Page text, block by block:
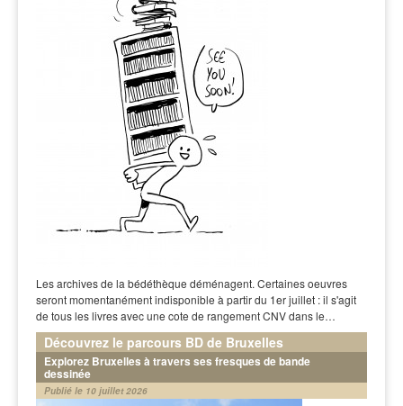
Les archives de la bédéthèque déménagent. Certaines oeuvres
seront momentanément indisponible à partir du 1er juillet : il s'agit
de tous les livres avec une cote de rangement CNV dans le…
Découvrez le parcours BD de Bruxelles
Explorez Bruxelles à travers ses fresques de bande
dessinée
Publié le 10 juillet 2026